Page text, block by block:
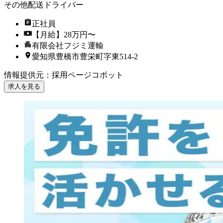
その他配送ドライバー
正社員
【月給】28万円〜
有限会社フジミ運輸
愛知県豊橋市豊栄町字東514-2
情報提供元 ： 採用ページコボット
求人を見る